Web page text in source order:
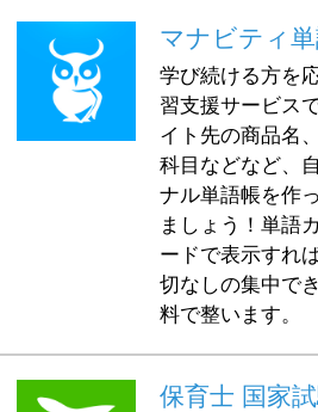
マナビティ
学び続ける方を
習支援サービス
イト先の商品名
科目などなど、
ナル単語帳を作
ましょう！単語
ードで表示すれ
切なしの集中で
料で整います。
保育士 国家